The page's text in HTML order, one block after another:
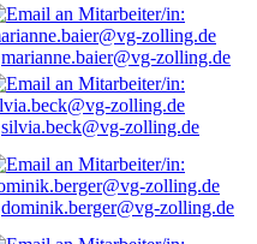
marianne.baier@vg-zolling.de
silvia.beck@vg-zolling.de
dominik.berger@vg-zolling.de